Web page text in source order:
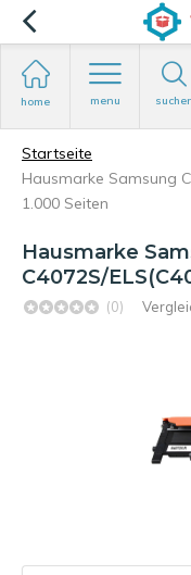
home menu
Startseite
Hausmarke Samsung
1.000 Seiten
Hausmarke
C4072S/
(0)